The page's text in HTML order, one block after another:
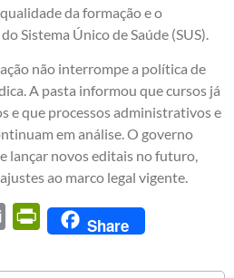
da formação e o
Sistema Único de Saúde (SUS).
não interrompe a política de
A pasta informou que cursos já
e que processos administrativos e
em análise. O governo
lançar novos editais no futuro,
ao marco legal vigente.
Email PrintFriendly
Share